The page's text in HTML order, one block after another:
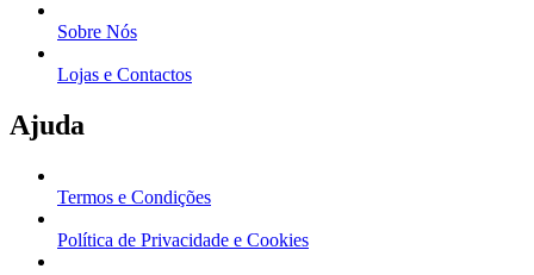
Sobre Nós
Lojas e Contactos
Ajuda
Termos e Condições
Política de Privacidade e Cookies